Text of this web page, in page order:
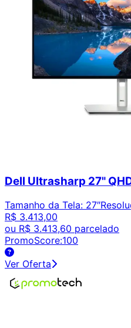
Dell Ultrasharp 27"
Tamanho da Tela: 27″
R$ 3.413,00
ou R$ 3.413,60 parcelado
PromoScore:100
Ver Oferta